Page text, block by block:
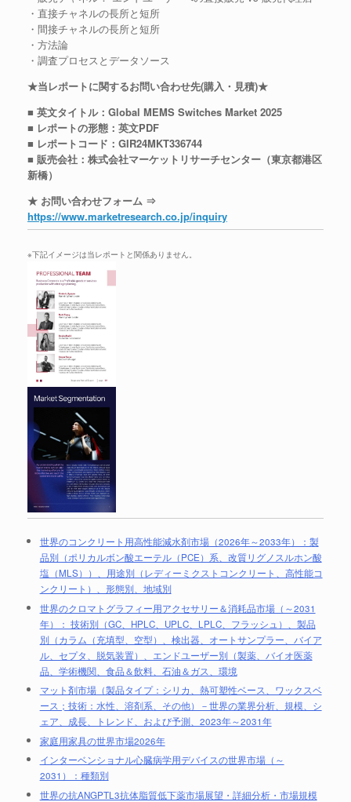
・直接チャネルの長所と短所
・間接チャネルの長所と短所
・方法論
・調査プロセスとデータソース
★当レポートに関するお問い合わせ先(購入・見積)★
■ 英文タイトル：Global MEMS Switches Market 2025
■ レポートの形態：英文PDF
■ レポートコード：GIR24MKT336744
■ 販売会社：株式会社マーケットリサーチセンター（東京都港区
新橋）
★ お問い合わせフォーム ⇒
https://www.marketresearch.co.jp/inquiry
※下記イメージは当レポートと関係ありません。
世界のコンクリート用高性能減水剤市場（2026年～2033年）：製
品別（ポリカルボン酸エーテル（PCE）系、改質リグノスルホン酸
塩（MLS））、用途別（レディーミクストコンクリート、高性能コ
ンクリート）、形態別、地域別
世界のクロマトグラフィー用アクセサリー＆消耗品市場（～2031
年）： 技術別（GC、HPLC、UPLC、LPLC、フラッシュ）、製品
別（カラム（充填型、空型）、検出器、オートサンプラー、バイア
ル、セプタ、脱気装置）、エンドユーザー別（製薬、バイオ医薬
品、学術機関、食品＆飲料、石油＆ガス、環境
マット剤市場（製品タイプ：シリカ、熱可塑性ベース、ワックスベ
ース；技術：水性、溶剤系、その他）－世界の業界分析、規模、シ
ェア、成長、トレンド、および予測、2023年～2031年
家庭用家具の世界市場2026年
インターベンショナル心臓病学用デバイスの世界市場（～
2031）：種類別
世界の抗ANGPTL3抗体脂質低下薬市場展望・詳細分析・市場規模